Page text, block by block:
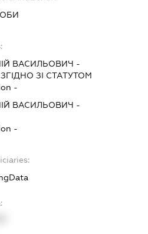
ВАСИЛЬОВИЧ -
ЗІ СТАТУТОМ
-
ВАСИЛЬОВИЧ -
-